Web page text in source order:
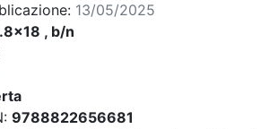
13/05/2025
, b/n
9788822656681